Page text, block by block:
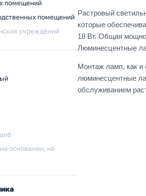
помещений
помещений
учреждений
основании, на
Растровый
которые
18 Вт. Общая
Люминесцентные
Монтаж ламп, как и
люминесцентные
обслуживанием